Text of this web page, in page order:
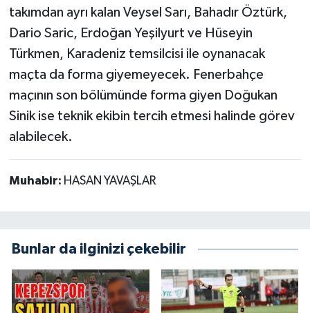
takımdan ayrı kalan Veysel Sarı, Bahadır Öztürk,
Dario Saric, Erdoğan Yeşilyurt ve Hüseyin
Türkmen, Karadeniz temsilcisi ile oynanacak
maçta da forma giyemeyecek. Fenerbahçe
maçının son bölümünde forma giyen Doğukan
Sinik ise teknik ekibin tercih etmesi halinde görev
alabilecek.
Muhabir: HASAN YAVAŞLAR
Bunlar da ilginizi çekebilir